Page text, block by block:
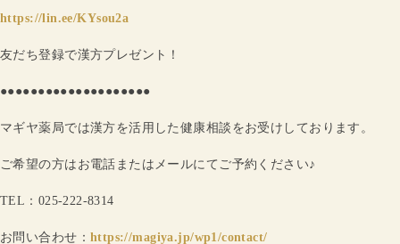
https://lin.ee/KYsou2a
友だち登録で漢方プレゼント！
●●●●●●●●●●●●●●●●●●●●
マギヤ薬局では漢方を活用した健康相談をお受けしております。
ご希望の方はお電話またはメールにてご予約ください♪
TEL：025-222-8314
お問い合わせ： https://magiya.jp/wp1/contact/